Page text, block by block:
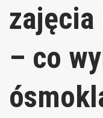
zajęcia
– co